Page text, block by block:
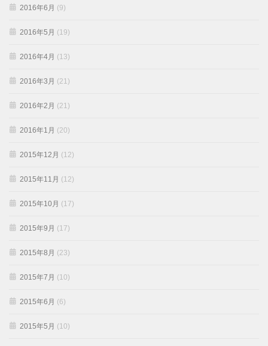
2016年6月 (9)
2016年5月 (19)
2016年4月 (13)
2016年3月 (21)
2016年2月 (21)
2016年1月 (20)
2015年12月 (12)
2015年11月 (12)
2015年10月 (17)
2015年9月 (17)
2015年8月 (23)
2015年7月 (10)
2015年6月 (6)
2015年5月 (10)